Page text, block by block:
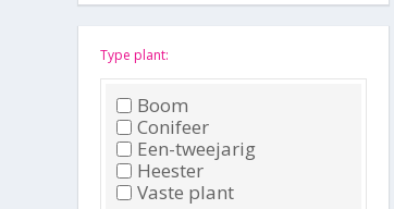
Type plant:
Boom
Conifeer
Een-tweejarig
Heester
Vaste plant